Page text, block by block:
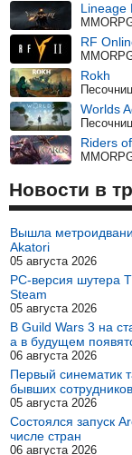
Lineage
RF
Rokh
Worlds
Riders
Новости в
Вышла
Akatori
05 августа 2026
PC-версия шутера
Steam
05 августа 2026
В Guild Wars 3 на
а в будущем
06 августа 2026
Первый синематик
бывших
05 августа 2026
Состоялся запуск
числе стран
06 августа 2026